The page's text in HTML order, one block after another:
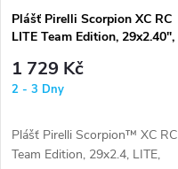
Plášť Pirelli Scorpion XC RC
LITE Team Edition, 29x2.40",
1 729 Kč
2 - 3 Dny
Plášť Pirelli Scorpion™ XC RC
Team Edition, 29x2.4, LITE,